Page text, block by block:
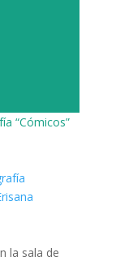
“Cómicos”
la sala de